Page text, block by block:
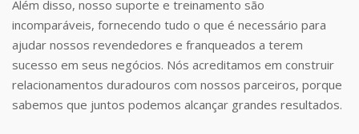
Além disso, nosso suporte e treinamento são
incomparáveis, fornecendo tudo o que é necessário para
ajudar nossos revendedores e franqueados a terem
sucesso em seus negócios. Nós acreditamos em construir
relacionamentos duradouros com nossos parceiros, porque
sabemos que juntos podemos alcançar grandes resultados.